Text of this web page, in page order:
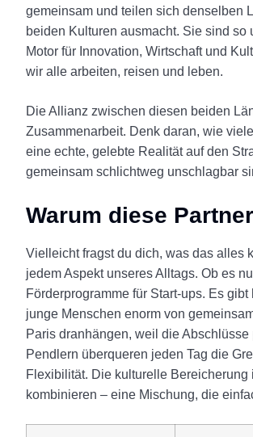
gemeinsam und teilen sich denselben
beiden Kulturen ausmacht. Sie sind
Motor für Innovation, Wirtschaft und
wir alle arbeiten, reisen und leben.
Die Allianz zwischen diesen beiden
Zusammenarbeit. Denk daran, wie
eine echte, gelebte Realität auf den
gemeinsam schlichtweg unschlagbar
Warum diese
Vielleicht fragst du dich, was das alles
jedem Aspekt unseres Alltags. Ob es
Förderprogramme für Start-ups. Es
junge Menschen enorm von
Paris dranhängen, weil die
Pendlern überqueren jeden Tag die
Flexibilität. Die kulturelle
kombinieren – eine Mischung, die